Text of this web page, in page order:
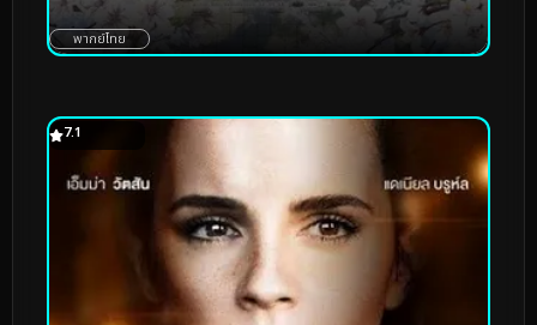
พากย์ไทย
7.1